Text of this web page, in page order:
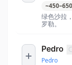
~450–650
绿色沙拉
罗勒。
Pedro
Pedro